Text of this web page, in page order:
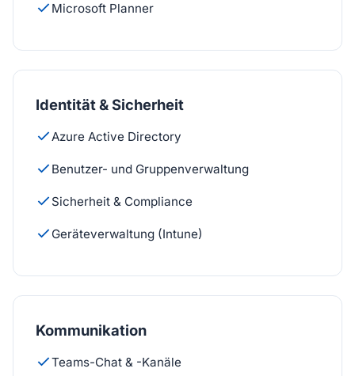
Microsoft Planner
Identität & Sicherheit
Azure Active Directory
Benutzer- und Gruppenverwaltung
Sicherheit & Compliance
Geräteverwaltung (Intune)
Kommunikation
Teams-Chat & -Kanäle